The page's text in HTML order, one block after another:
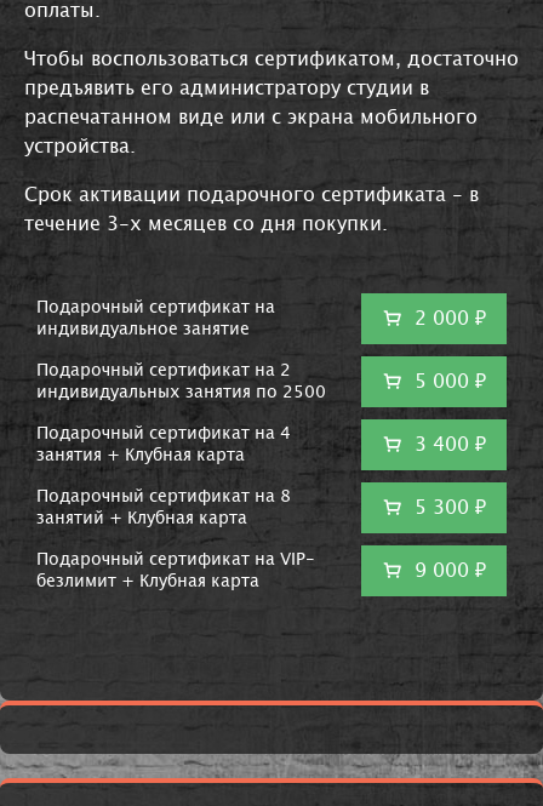
оплаты.
Чтобы воспользоваться сертификатом, достаточно
предъявить его администратору студии в
распечатанном виде или с экрана мобильного
устройства.
Срок активации подарочного сертификата - в
течение 3-х месяцев со дня покупки.
Подарочный сертификат на
индивидуальное занятие
2 000 ₽
Подарочный сертификат на 2
индивидуальных занятия по 2500
5 000 ₽
Подарочный сертификат на 4
занятия + Клубная карта
3 400 ₽
Подарочный сертификат на 8
занятий + Клубная карта
5 300 ₽
Подарочный сертификат на VIP-
безлимит + Клубная карта
9 000 ₽